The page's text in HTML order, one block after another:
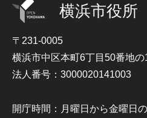
横浜市役所
〒231-0005
横浜市中区本町6丁目50番地の
法人番号：3000020141003
開庁時間：月曜日から金曜日